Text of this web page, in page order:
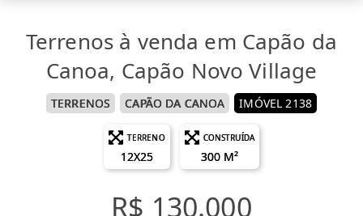
Terrenos à venda em Capão da
Canoa, Capão Novo Village
TERRENOS CAPÃO DA CANOA IMÓVEL 2138
TERRENO
12X25
CONSTRUÍDA
300 M²
R$ 130.000